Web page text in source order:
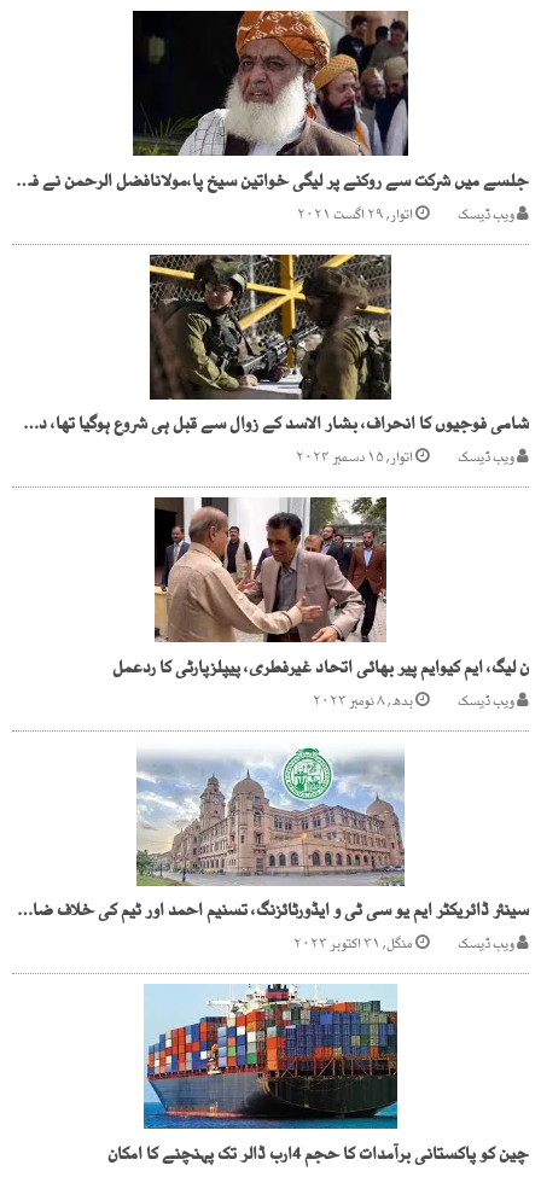
جلسے میں شرکت سے روکنے پر لیگی خواتین سیخ پا،مولانافضل الرحمن نے فیصلہ واپس لے لیا
ویب ڈیسک اتوار, ۲۹ اگست ۲۰۲۱
شامی فوجیوں کا انحراف، بشار الاسد کے زوال سے قبل ہی شروع ہوگیا تھا، دستاویز
ویب ڈیسک اتوار, ۱۵ دسمبر ۲۰۲۴
ن لیگ، ایم کیوایم پیر بھائی اتحاد غیرفطری، پیپلزپارٹی کا ردعمل
ویب ڈیسک بدھ, ۸ نومبر ۲۰۲۳
سینئر ڈائریکٹر ایم یو سی ٹی و ایڈورٹائزنگ، تسنیم احمد اور ٹیم کی خلاف ضابطہ کارروائیاں جاری
ویب ڈیسک منگل, ۳۱ اکتوبر ۲۰۲۳
چین کو پاکستانی برآمدات کا حجم 4ارب ڈالر تک پہنچنے کا امکان